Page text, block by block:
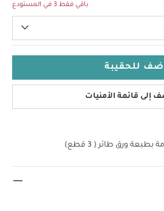
باقي فقط 3 في المستودع
للحقيبة
إلى قائمة الأمنيات
ورق طائر ( 3 قطع)